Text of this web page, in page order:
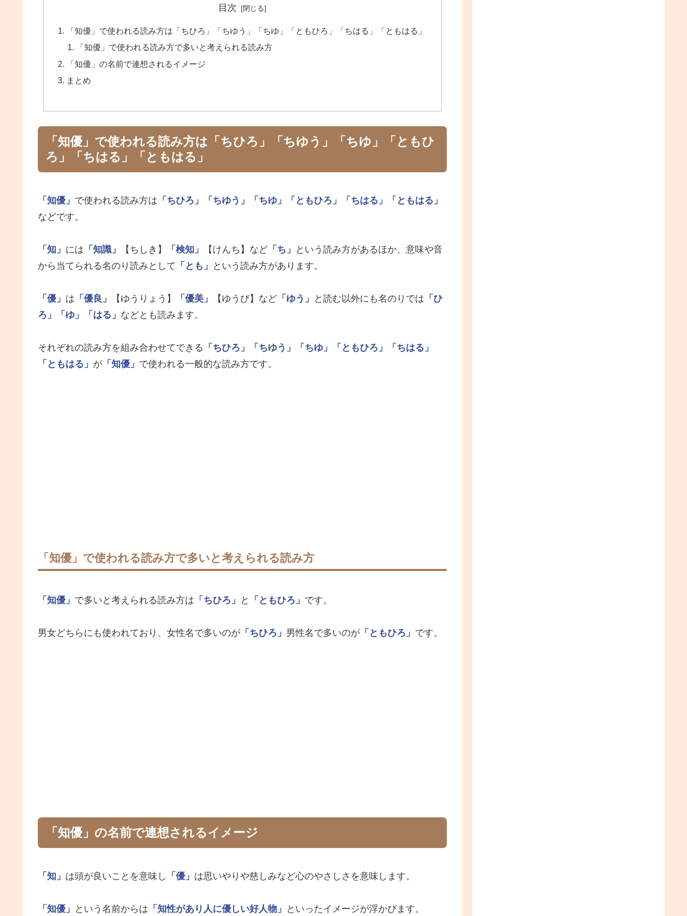
目次
「知優」で使われる読み方は「ちひろ」「ちゆう」「ちゆ」「ともひろ」「ちはる」「ともはる」
「知優」で使われる読み方で多いと考えられる読み方
「知優」の名前で連想されるイメージ
まとめ
「知優」で使われる読み方は「ちひろ」「ちゆう」「ちゆ」「ともひ
ろ」「ちはる」「ともはる」
「知優」 で使われる読み方は 「ちひろ」 「ちゆう」 「ちゆ」 「ともひろ」 「ちはる」
「ともはる」
などです。
「知」 には 「知識」 【ちしき】 「検知」 【けんち】など 「ち」
という読み方があるほか、意味や音
から当てられる名のり読みとして 「とも」 という読み方があります。
「優」 は 「優良」 【ゆうりょう】 「優美」 【ゆうび】など 「ゆう」 と読む以外にも名のりでは 「ひ
ろ」
「ゆ」 「はる」 などとも読みます。
それぞれの読み方を組み合わせてできる 「ちひろ」 「ちゆう」 「ちゆ」 「ともひろ」
「ちはる」
「ともはる」 が 「知優」 で使われる一般的な読み方です。
「知優」で使われる読み方で多いと考えられる読み方
「知優」 で多いと考えられる読み方は 「ちひろ」 と 「ともひろ」 です。
男女どちらにも使われており、女性名で多いのが 「ちひろ」 男性名で多いのが 「ともひろ」 です。
「知優」の名前で連想されるイメージ
「知」 は頭が良いことを意味し 「優」 は思いやりや慈しみなど心のやさしさを意味します。
「知優」 という名前からは 「知性があり人に優しい好人物」 といったイメージが浮かびます。